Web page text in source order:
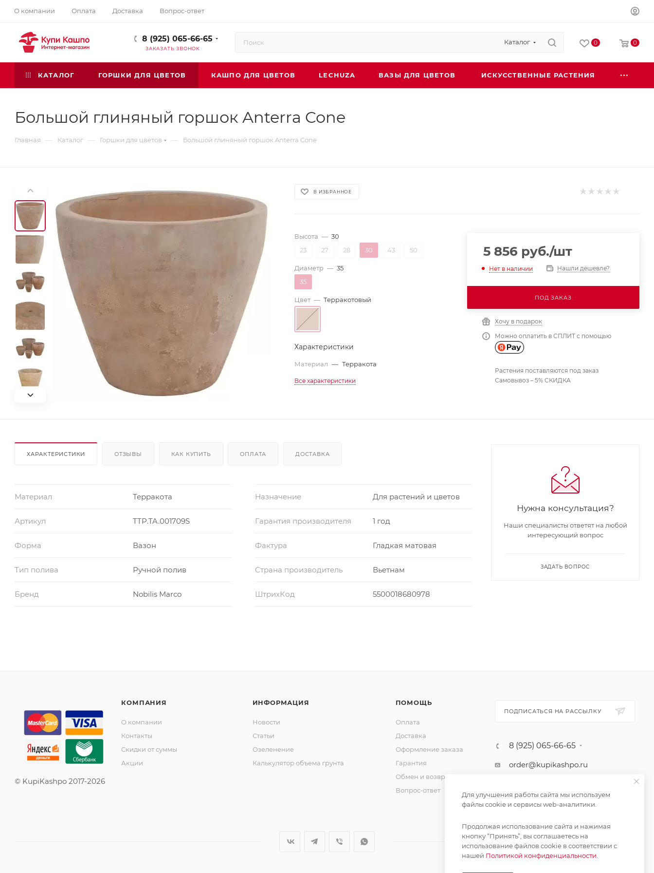
О компании Оплата Доставка Вопрос-ответ
8 (925) 065-66-65
ЗАКАЗАТЬ ЗВОНОК
Каталог 0 0
КАТАЛОГ ГОРШКИ ДЛЯ ЦВЕТОВ КАШПО ДЛЯ ЦВЕТОВ LECHUZA ВАЗЫ ДЛЯ ЦВЕТОВ ИСКУССТВЕННЫЕ РАСТЕНИЯ
Большой глиняный горшок Anterra Cone
Главная — Каталог — Горшки для цветов — Большой глиняный горшок Anterra Cone
В ИЗБРАННОЕ
Высота — 30
23
27 28 30 43 50
Диаметр — 35
35
Цвет — Терракотовый
Характеристики
Материал — Терракота
Все характеристики
5 856 руб./шт
Нет в наличии Нашли дешевле?
ПОД ЗАКАЗ
Хочу в подарок
Можно оплатить в СПЛИТ с помощью
Растения поставляются под заказ
Самовывоз – 5% СКИДКА
ХАРАКТЕРИСТИКИ ОТЗЫВЫ КАК КУПИТЬ ОПЛАТА ДОСТАВКА
Материал Терракота Назначение Для растений и цветов
Артикул TTP.TA.001709S Гарантия производителя 1 год
Форма Вазон Фактура Гладкая матовая
Тип полива Ручной полив Страна производитель Вьетнам
Бренд Nobilis Marco ШтрихКод 5500018680978
Нужна консультация?
Наши специалисты ответят на любой
интересующий вопрос
ЗАДАТЬ ВОПРОС
© KupiKashpo 2017-2026
КОМПАНИЯ
О компании
Контакты
Скидки от суммы
Акции
ИНФОРМАЦИЯ
Новости
Статьи
Озеленение
Калькулятор объема грунта
ПОМОЩЬ
Оплата
Доставка
Оформление заказа
Гарантия
Обмен и возврат
Вопрос-ответ
ПОДПИСАТЬСЯ НА РАССЫЛКУ
8 (925) 065-66-65
order@kupikashpo.ru
Для улучшения работы сайта мы используем
файлы cookie и сервисы web-аналитики.
Продолжая использование сайта и нажимая
кнопку “Принять”, вы соглашаетесь на
использование файлов cookie в соответствии с
нашей Политикой конфиденциальности.